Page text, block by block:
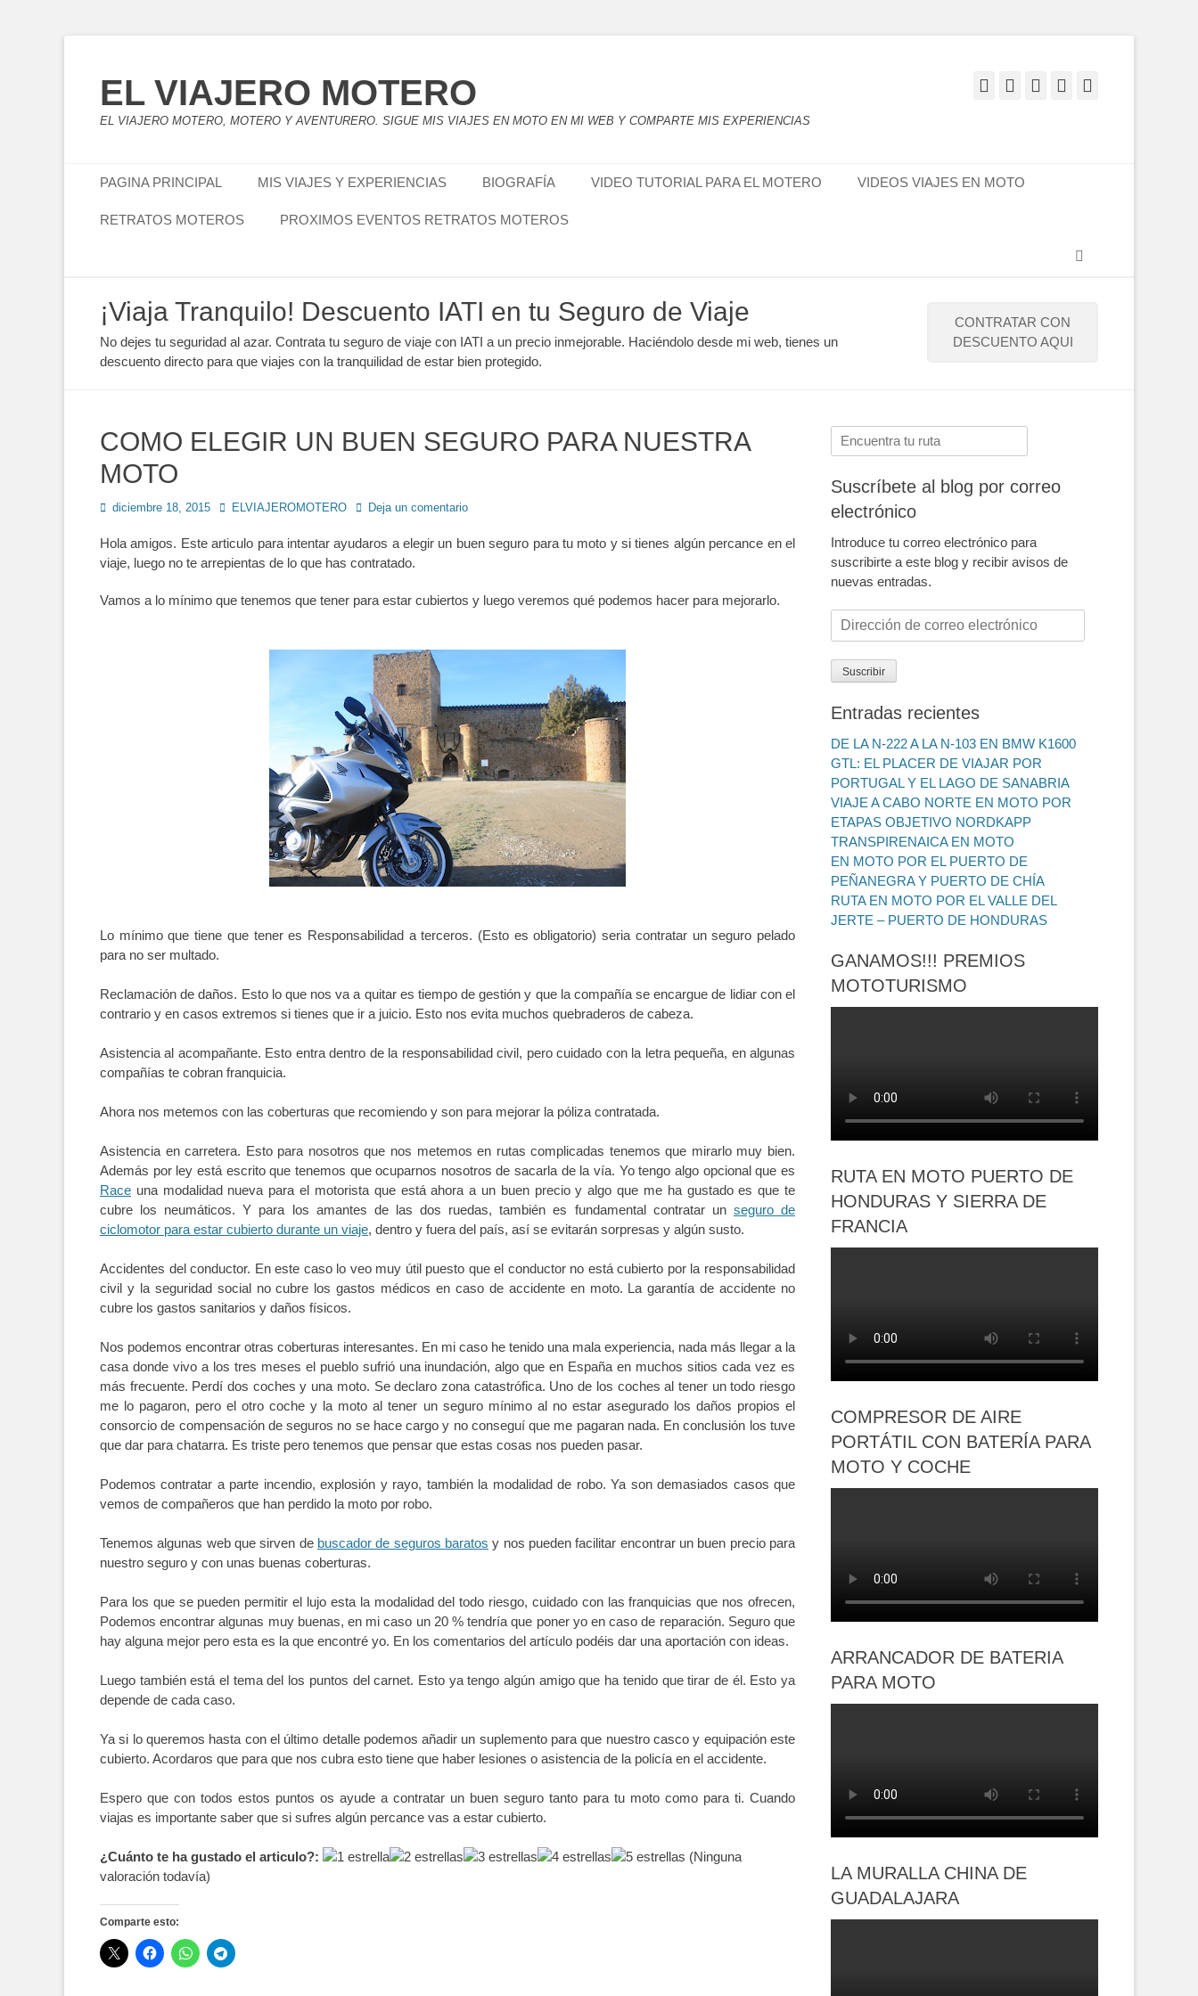
EL VIAJERO MOTERO
EL VIAJERO MOTERO, MOTERO Y AVENTURERO. SIGUE MIS VIAJES EN MOTO EN MI WEB Y COMPARTE MIS EXPERIENCIAS
Facebook
Twitter
FlickrYouTube
Menú principal
contenido
PAGINA PRINCIPAL MIS VIAJES Y EXPERIENCIAS BIOGRAFÍA VIDEO TUTORIAL PARA EL MOTERO VIDEOS VIAJES EN MOTO
RETRATOS MOTEROS
PROXIMOS EVENTOS RETRATOS MOTEROS
contenido
¡Viaja Tranquilo! Descuento IATI en tu Seguro de Viaje
No dejes tu seguridad al azar. Contrata tu seguro de viaje con IATI a un precio inmejorable. Haciéndolo desde mi web, tienes un
descuento directo para que viajes con la tranquilidad de estar bien protegido.
CONTRATAR CON
DESCUENTO AQUI
COMO ELEGIR UN BUEN SEGURO PARA NUESTRA
MOTO
Publicado
diciembre 18, 2015 AutorELVIAJEROMOTERO Deja un comentario
Hola amigos. Este articulo para intentar ayudaros a elegir un buen seguro para tu moto y si tienes algún percance en el
viaje, luego no te arrepientas de lo que has contratado.
Vamos a lo mínimo que tenemos que tener para estar cubiertos y luego veremos qué podemos hacer para mejorarlo.
Lo mínimo que tiene que tener es Responsabilidad a terceros. (Esto es obligatorio) seria contratar un seguro pelado
para no ser multado.
Reclamación de daños. Esto lo que nos va a quitar es tiempo de gestión y que la compañía se encargue de lidiar con el
contrario y en casos extremos si tienes que ir a juicio. Esto nos evita muchos quebraderos de cabeza.
Asistencia al acompañante. Esto entra dentro de la responsabilidad civil, pero cuidado con la letra pequeña, en algunas
compañías te cobran franquicia.
Ahora nos metemos con las coberturas que recomiendo y son para mejorar la póliza contratada.
Asistencia en carretera. Esto para nosotros que nos metemos en rutas complicadas tenemos que mirarlo muy bien.
Además por ley está escrito que tenemos que ocuparnos nosotros de sacarla de la vía. Yo tengo algo opcional que es
Race una modalidad nueva para el motorista que está ahora a un buen precio y algo que me ha gustado es que te
cubre los neumáticos. Y para los amantes de las dos ruedas, también es fundamental contratar un seguro de
ciclomotor para estar cubierto durante un viaje, dentro y fuera del país, así se evitarán sorpresas y algún susto.
Accidentes del conductor. En este caso lo veo muy útil puesto que el conductor no está cubierto por la responsabilidad
civil y la seguridad social no cubre los gastos médicos en caso de accidente en moto. La garantía de accidente no
cubre los gastos sanitarios y daños físicos.
Nos podemos encontrar otras coberturas interesantes. En mi caso he tenido una mala experiencia, nada más llegar a la
casa donde vivo a los tres meses el pueblo sufrió una inundación, algo que en España en muchos sitios cada vez es
más frecuente. Perdí dos coches y una moto. Se declaro zona catastrófica. Uno de los coches al tener un todo riesgo
me lo pagaron, pero el otro coche y la moto al tener un seguro mínimo al no estar asegurado los daños propios el
consorcio de compensación de seguros no se hace cargo y no conseguí que me pagaran nada. En conclusión los tuve
que dar para chatarra. Es triste pero tenemos que pensar que estas cosas nos pueden pasar.
Podemos contratar a parte incendio, explosión y rayo, también la modalidad de robo. Ya son demasiados casos que
vemos de compañeros que han perdido la moto por robo.
Tenemos algunas web que sirven de buscador de seguros baratos y nos pueden facilitar encontrar un buen precio para
nuestro seguro y con unas buenas coberturas.
Para los que se pueden permitir el lujo esta la modalidad del todo riesgo, cuidado con las franquicias que nos ofrecen,
Podemos encontrar algunas muy buenas, en mi caso un 20 % tendría que poner yo en caso de reparación. Seguro que
hay alguna mejor pero esta es la que encontré yo. En los comentarios del artículo podéis dar una aportación con ideas.
Luego también está el tema del los puntos del carnet. Esto ya tengo algún amigo que ha tenido que tirar de él. Esto ya
depende de cada caso.
Ya si lo queremos hasta con el último detalle podemos añadir un suplemento para que nuestro casco y equipación este
cubierto. Acordaros que para que nos cubra esto tiene que haber lesiones o asistencia de la policía en el accidente.
Espero que con todos estos puntos os ayude a contratar un buen seguro tanto para tu moto como para ti. Cuando
viajas es importante saber que si sufres algún percance vas a estar cubierto.
¿Cuánto te ha gustado el articulo?:
(Ninguna
valoración todavía)
Comparte esto:
Buscar:
Suscríbete al blog por correo
electrónico
Introduce tu correo electrónico para
suscribirte a este blog y recibir avisos de
nuevas entradas.
Dirección
de
correo
electrónico
Suscribir
Entradas recientes
DE LA N-222 A LA N-103 EN BMW K1600
GTL: EL PLACER DE VIAJAR POR
PORTUGAL Y EL LAGO DE SANABRIA
VIAJE A CABO NORTE EN MOTO POR
ETAPAS OBJETIVO NORDKAPP
TRANSPIRENAICA EN MOTO
EN MOTO POR EL PUERTO DE
PEÑANEGRA Y PUERTO DE CHÍA
RUTA EN MOTO POR EL VALLE DEL
JERTE – PUERTO DE HONDURAS
GANAMOS!!! PREMIOS
MOTOTURISMO
RUTA EN MOTO PUERTO DE
HONDURAS Y SIERRA DE
FRANCIA
COMPRESOR DE AIRE
PORTÁTIL CON BATERÍA PARA
MOTO Y COCHE
ARRANCADOR DE BATERIA
PARA MOTO
LA MURALLA CHINA DE
GUADALAJARA